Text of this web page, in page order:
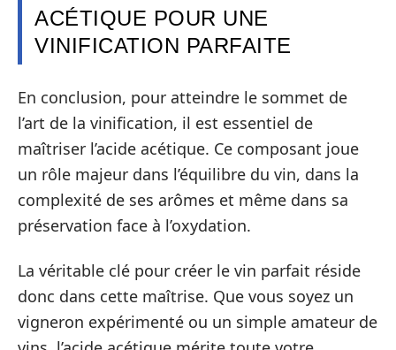
ACÉTIQUE POUR UNE
VINIFICATION PARFAITE
En conclusion, pour atteindre le sommet de
l’art de la vinification, il est essentiel de
maîtriser l’acide acétique. Ce composant joue
un rôle majeur dans l’équilibre du vin, dans la
complexité de ses arômes et même dans sa
préservation face à l’oxydation.
La véritable clé pour créer le vin parfait réside
donc dans cette maîtrise. Que vous soyez un
vigneron expérimenté ou un simple amateur de